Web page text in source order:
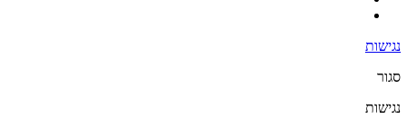
נגישות
סגור
נגישות